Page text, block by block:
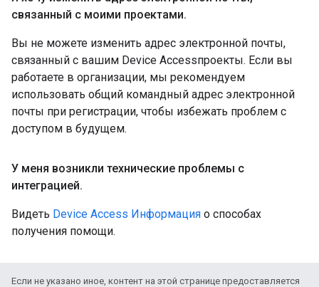
связанный с моими проектами.
Вы не можете изменить адрес электронной почты,
связанный с вашим Device Accessпроекты. Если вы
работаете в организации, мы рекомендуем
использовать общий командный адрес электронной
почты при регистрации, чтобы избежать проблем с
доступом в будущем.
У меня возникли технические проблемы с
интеграцией.
Видеть Device Access Информация о способах
получения помощи.
Если не указано иное, контент на этой странице предоставляется